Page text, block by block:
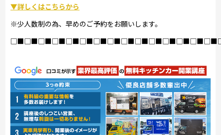
▼詳しくはこちらから
※少人数制の為、早めのご予約をお願いします。